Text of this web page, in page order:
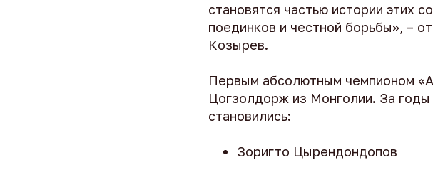
становятся частью истории этих
поединков и честной борьбы», –
Козырев.
Первым абсолютным чемпионом
Цогзолдорж из Монголии. За
становились:
Зоригто Цырендондопов